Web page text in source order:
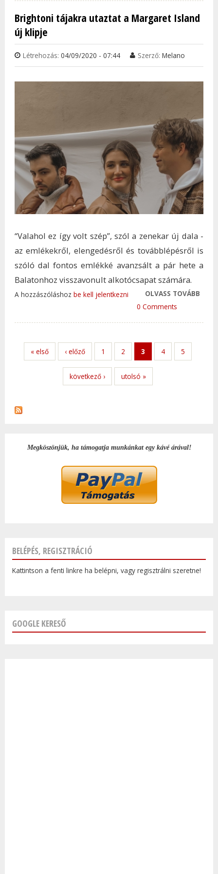
Brightoni tájakra utaztat a Margaret Island
új klipje
Létrehozás: 04/09/2020 - 07:44 Szerző: Melano
“Valahol ez így volt szép”, szól a zenekar új dala -
az emlékekről, elengedésről és továbblépésről is
szóló dal fontos emlékké avanzsált a pár hete a
Balatonhoz visszavonult alkotócsapat számára.
OLVASS TOVÁBB
A hozzászóláshoz be kell jelentkezni
0 Comments
« első ‹ előző 1 2 3 4 5
következő › utolsó »
Megköszönjük, ha támogatja munkánkat egy kávé árával!
BELÉPÉS, REGISZTRÁCIÓ
Kattintson a fenti linkre ha belépni, vagy regisztrálni szeretne!
GOOGLE KERESŐ